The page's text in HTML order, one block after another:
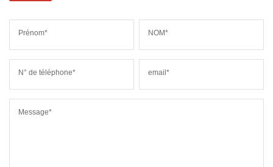
Prénom* NOM*
N° de téléphone* email*
Message*